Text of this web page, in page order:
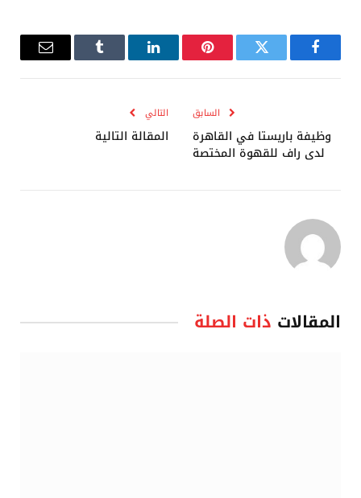
فيسبوك تويتر بينتيريستلينكدإن Tumblr
البريد
السابق
وظيفة باريستا في القاهرة
لدى راف للقهوة المختصة
التالي
المقالة التالية
المقالات ذات الصلة